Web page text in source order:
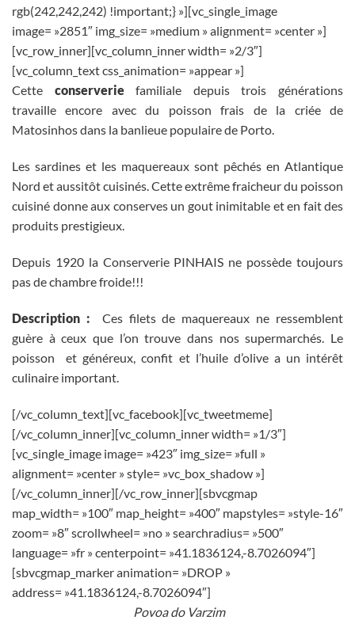
rgb(242,242,242) !important;} »][vc_single_image
image= »2851″ img_size= »medium » alignment= »center »]
[vc_row_inner][vc_column_inner width= »2/3″]
[vc_column_text css_animation= »appear »]
Cette conserveriefamiliale depuis trois générations
travaille encore avec du poisson frais de la criée de
Matosinhos dans la banlieue populaire de Porto.
Les sardines et les maquereaux sont pêchés en Atlantique
Nord et aussitôt cuisinés. Cette extrême fraicheur du poisson
cuisiné donne aux conserves un gout inimitable et en fait des
produits prestigieux.
Depuis 1920 la Conserverie PINHAIS ne possède toujours
pas de chambre froide!!!
Description :Ces filets de maquereaux ne ressemblent
guère à ceux que l’on trouve dans nos supermarchés. Le
poisson et généreux, confit et l’huile d’olive a un intérêt
culinaire important.
[/vc_column_text][vc_facebook][vc_tweetmeme]
[/vc_column_inner][vc_column_inner width= »1/3″]
[vc_single_image image= »423″ img_size= »full »
alignment= »center » style= »vc_box_shadow »]
[/vc_column_inner][/vc_row_inner][sbvcgmap
map_width= »100″ map_height= »400″ mapstyles= »style-16″
zoom= »8″ scrollwheel= »no » searchradius= »500″
language= »fr » centerpoint= »41.1836124,-8.7026094″]
[sbvcgmap_marker animation= »DROP »
address= »41.1836124,-8.7026094″]
Povoa do Varzim